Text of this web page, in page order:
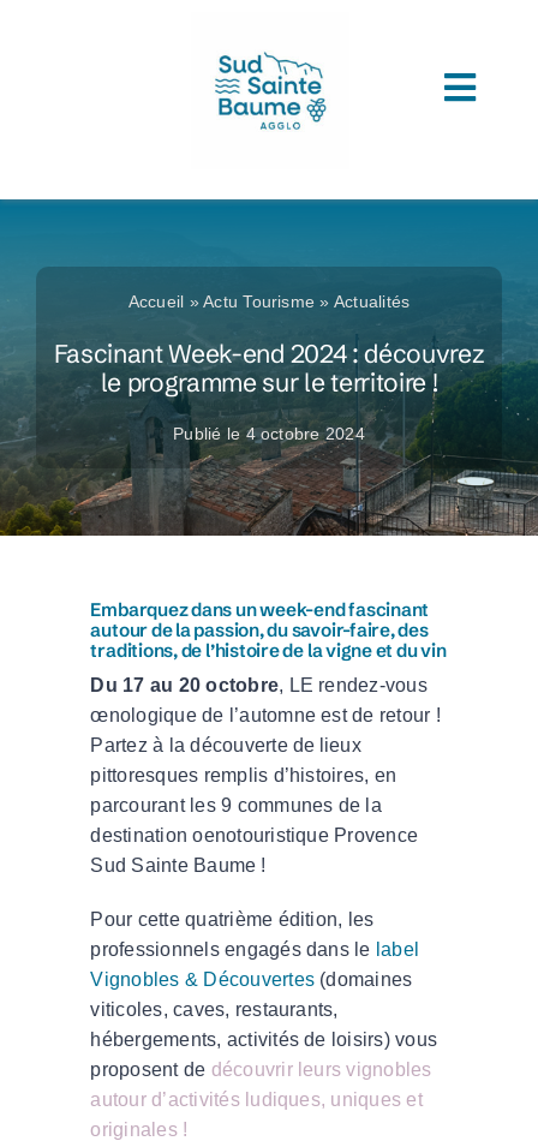
COMPRENDRE L’AGGLOMERATION
CONNAITRE SON ADMINISTRATION
ACCEDER A VOS SERVICES
DECOUVRIR SUD SAINTE BAUME
TOUTES LES ACTUS
LES MÉDIATHÈQUES
Accueil »Actu Tourisme » Actualités
Fascinant Week-end 2024 : découvrez
le programme sur le territoire !
Publié le 4 octobre 2024
Embarquez dans un week-end fascinant
autour de la passion, du savoir-faire, des
traditions, de l’histoire de la vigne et du vin
Du 17 au 20 octobre, LE rendez-vous
œnologique de l’automne est de retour !
Partez à la découverte de lieux
pittoresques remplis d’histoires, en
parcourant les 9 communes de la
destination oenotouristique Provence
Sud Sainte Baume !
Pour cette quatrième édition, les
professionnels engagés dans le label
Vignobles & Découvertes (domaines
viticoles, caves, restaurants,
hébergements, activités de loisirs) vous
proposent de découvrir leurs vignobles
autour d’activités ludiques, uniques et
originales !